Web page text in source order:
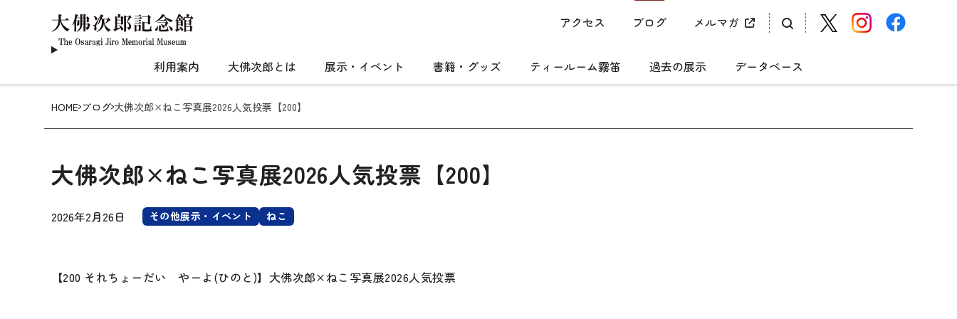
アクセス ブログ メルマガ
利用案内 大佛次郎とは 展示・イベント 書籍・グッズ ティールーム霧笛 過去の展示 データベース
HOME ブログ 大佛次郎×ねこ写真展2026人気投票【200】
大佛次郎×ねこ写真展2026人気投票【200】
2026年2月26日 その他展示・イベント ねこ
【200 それちょーだい やーよ(ひのと)】大佛次郎×ねこ写真展2026人気投票